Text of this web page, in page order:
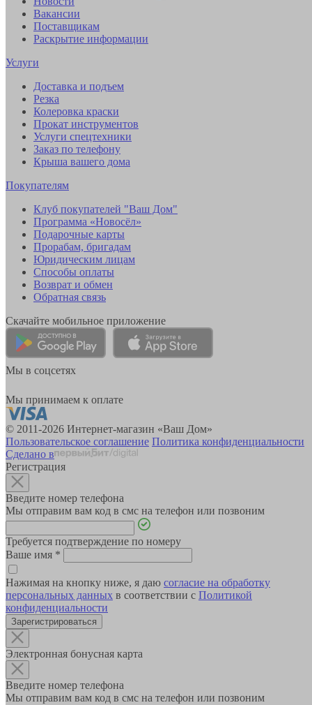
Вакансии
Поставщикам
Раскрытие информации
Услуги
Доставка и подъем
Резка
Колеровка краски
Прокат инструментов
Услуги спецтехники
Заказ по телефону
Крыша вашего дома
Покупателям
Клуб покупателей "Ваш Дом"
Программа «Новосёл»
Подарочные карты
Прорабам, бригадам
Юридическим лицам
Способы оплаты
Возврат и обмен
Обратная связь
Скачайте мобильное приложение
Мы в соцсетях
Мы принимаем к оплате
© 2011-2026 Интернет-магазин «Ваш Дом»
Пользовательское соглашение Политика конфиденциальности
Сделано в
Регистрация
Введите номер телефона
Мы отправим вам код в смс на телефон или позвоним
Требуется подтверждение по номеру
Ваше имя *
Нажимая на кнопку ниже, я даю согласие на обработку
персональных данных в соответствии с Политикой
конфиденциальности
Зарегистрироваться
Электронная бонусная карта
Введите номер телефона
Мы отправим вам код в смс на телефон или позвоним